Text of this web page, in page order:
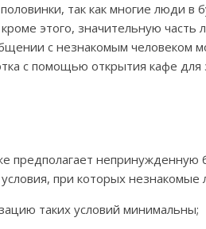
половинки, так как многие люди
этого, значительную
с незнакомым человеком
с помощью открытия кафе
предполагает непринужденную
при которых незнакомые
таких условий минимальны;